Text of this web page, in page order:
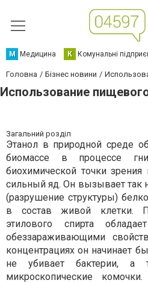
М Медицина К Комунальні
Головна Бізнес новини
Использование
Загальний розділ
Этанол в природной среде
биомассе в процессе
биохимической точки
сильный яд. Он вызывает так
(разрушение структуры)
в состав живой клетки.
этилового спирта
обеззараживающими
концентрациях он начинает
не убивает бактерии, а
микроскопические